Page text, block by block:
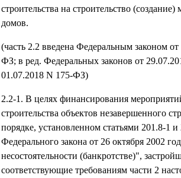
строительства на строительство
домов.
(часть 2.2 введена Федеральным законом
ФЗ; в ред. Федеральных законов от
01.07.2018 N 175-ФЗ)
2.2-1. В целях финансирования
строительства объектов незавершенного
порядке, установленном статьями 201.8-1 и
Федерального закона от 26 октября 2002
несостоятельности (банкротстве)",
соответствующие требованиям части 2